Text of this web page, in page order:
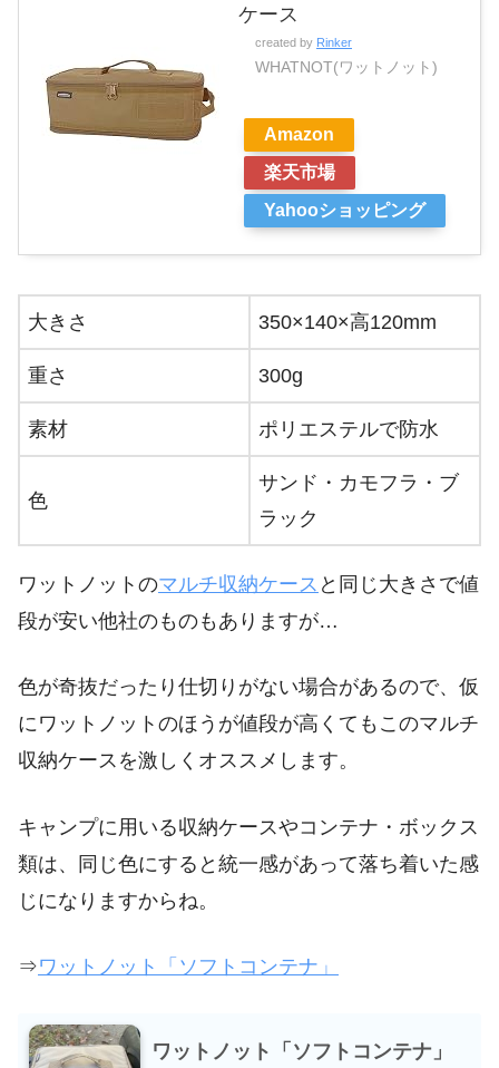
ケース
created by Rinker
WHATNOT(ワットノット)
Amazon
楽天市場
Yahooショッピング
大きさ 350×140×高120mm
重さ 300g
素材 ポリエステルで防水
色
サンド・カモフラ・ブ
ラック
ワットノットのマルチ収納ケース と同じ大きさで値
段が安い他社のものもありますが…
色が奇抜だったり仕切りがない場合があるので、仮
にワットノットのほうが値段が高くてもこのマルチ
収納ケースを激しくオススメします。
キャンプに用いる収納ケースやコンテナ・ボックス
類は、同じ色にすると統一感があって落ち着いた感
じになりますからね。
⇒ワットノット「ソフトコンテナ」
ワットノット「ソフトコンテナ」